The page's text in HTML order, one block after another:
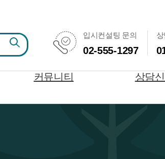
입시컨설팅 문의
02-555-1297
커뮤니티 상담